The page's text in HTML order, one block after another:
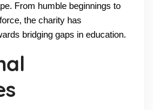
From humble beginnings to
the charity has
bridging gaps in education.